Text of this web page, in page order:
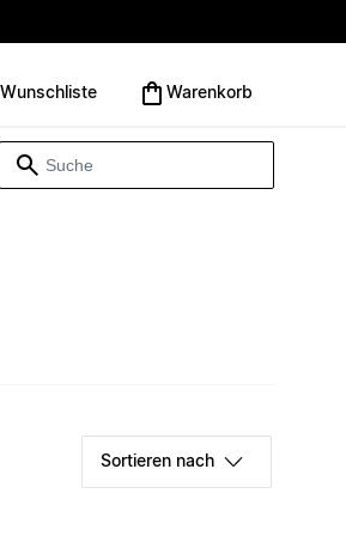
Wunschliste Warenkorb
Sortieren nach